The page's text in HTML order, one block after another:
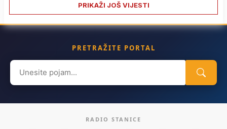
PRIKAŽI JOŠ VIJESTI
PRETRAŽITE PORTAL
Search
for:
RADIO STANICE